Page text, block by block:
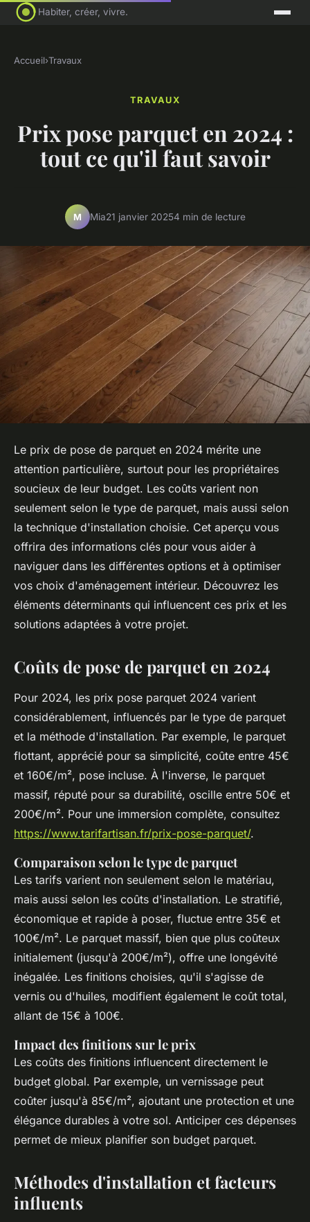
Habiter, créer, vivre.
Accueil›Travaux
TRAVAUX
Prix pose parquet en 2024 :
tout ce qu'il faut savoir
M Mia21 janvier 20254 min de lecture
Le prix de pose de parquet en 2024 mérite une
attention particulière, surtout pour les propriétaires
soucieux de leur budget. Les coûts varient non
seulement selon le type de parquet, mais aussi selon
la technique d'installation choisie. Cet aperçu vous
offrira des informations clés pour vous aider à
naviguer dans les différentes options et à optimiser
vos choix d'aménagement intérieur. Découvrez les
éléments déterminants qui influencent ces prix et les
solutions adaptées à votre projet.
Coûts de pose de parquet en 2024
Pour 2024, les prix pose parquet 2024 varient
considérablement, influencés par le type de parquet
et la méthode d'installation. Par exemple, le parquet
flottant, apprécié pour sa simplicité, coûte entre 45€
et 160€/m², pose incluse. À l'inverse, le parquet
massif, réputé pour sa durabilité, oscille entre 50€ et
200€/m². Pour une immersion complète, consultez
https://www.tarifartisan.fr/prix-pose-parquet/.
Comparaison selon le type de parquet
Les tarifs varient non seulement selon le matériau,
mais aussi selon les coûts d'installation. Le stratifié,
économique et rapide à poser, fluctue entre 35€ et
100€/m². Le parquet massif, bien que plus coûteux
initialement (jusqu'à 200€/m²), offre une longévité
inégalée. Les finitions choisies, qu'il s'agisse de
vernis ou d'huiles, modifient également le coût total,
allant de 15€ à 100€.
Impact des finitions sur le prix
Les coûts des finitions influencent directement le
budget global. Par exemple, un vernissage peut
coûter jusqu'à 85€/m², ajoutant une protection et une
élégance durables à votre sol. Anticiper ces dépenses
permet de mieux planifier son budget parquet.
Méthodes d'installation et facteurs
influents